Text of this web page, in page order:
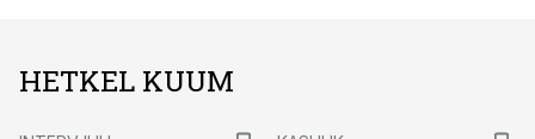
HETKEL KUUM